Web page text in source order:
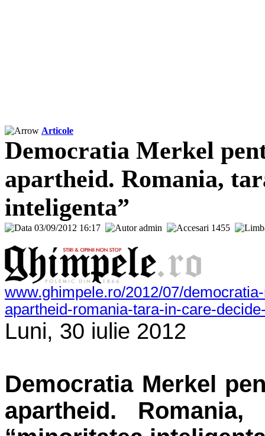
Articole
Democratia Merkel
apartheid. Romania,
inteligenta”
03/09/2012 16:17 admin 1455
www.ghimpele.ro/2012/07/
apartheid-romania-tara-in-care-
Luni, 30 iulie 2012
Democratia Merkel
apartheid.